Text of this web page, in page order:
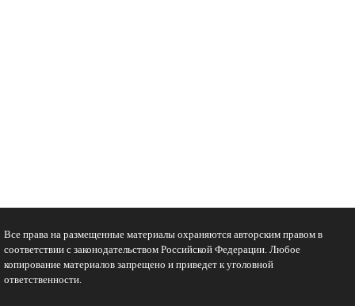
Все права на размещенные материалы охраняются авторским правом в
соответствии с законодательством Российской Федерации. Любое
копирование материалов запрещено и приведет к уголовной
ответственности.